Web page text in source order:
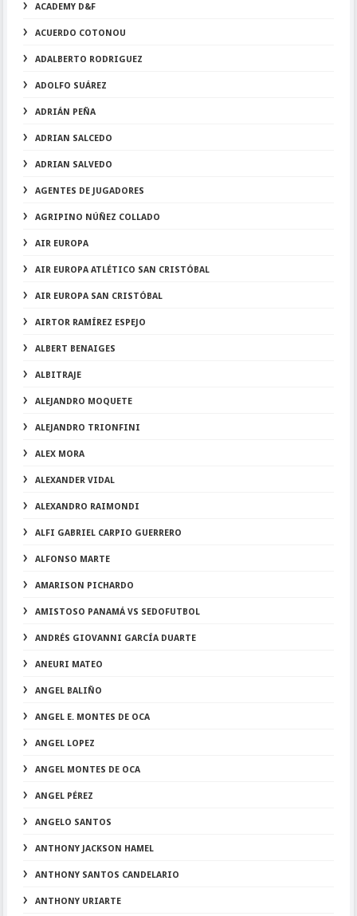
ACADEMY D&F
ACUERDO COTONOU
ADALBERTO RODRIGUEZ
ADOLFO SUÁREZ
ADRIÁN PEÑA
ADRIAN SALCEDO
ADRIAN SALVEDO
AGENTES DE JUGADORES
AGRIPINO NÚÑEZ COLLADO
AIR EUROPA
AIR EUROPA ATLÉTICO SAN CRISTÓBAL
AIR EUROPA SAN CRISTÓBAL
AIRTOR RAMÍREZ ESPEJO
ALBERT BENAIGES
ALBITRAJE
ALEJANDRO MOQUETE
ALEJANDRO TRIONFINI
ALEX MORA
ALEXANDER VIDAL
ALEXANDRO RAIMONDI
ALFI GABRIEL CARPIO GUERRERO
ALFONSO MARTE
AMARISON PICHARDO
AMISTOSO PANAMÁ VS SEDOFUTBOL
ANDRÉS GIOVANNI GARCÍA DUARTE
ANEURI MATEO
ANGEL BALIÑO
ANGEL E. MONTES DE OCA
ANGEL LOPEZ
ANGEL MONTES DE OCA
ANGEL PÉREZ
ANGELO SANTOS
ANTHONY JACKSON HAMEL
ANTHONY SANTOS CANDELARIO
ANTHONY URIARTE